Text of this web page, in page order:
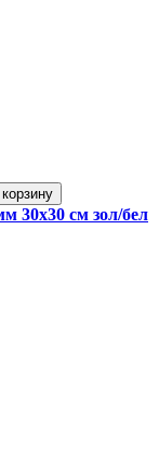
30х30 см зол/бел